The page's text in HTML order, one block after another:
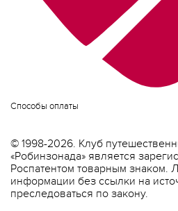
Способы оплаты
© 1998-2026. Клуб
«Робинзонада» является
Роспатентом товарным знаком.
информации без ссылки на
преследоваться по закону.